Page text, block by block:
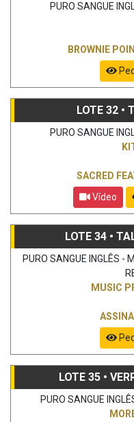
PURO SANGUE
BROWNIE
LOTE 32 •
PURO SANGUE
SACRED
Vídeo
LOTE 34 •
PURO SANGUE INGLÊS
MUSIC
LOTE 35 •
PURO SANGUE